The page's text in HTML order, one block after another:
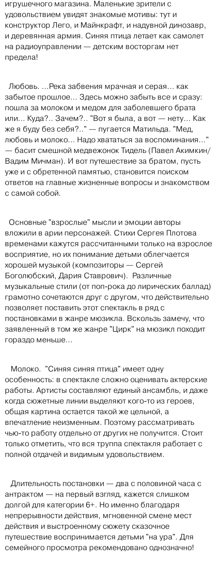
игрушечного магазина. Маленькие зрители с
удовольствием увидят знакомые мотивы: тут и
конструктор Лего, и Майнкрафт, и надувной динозавр,
и деревянная армия. Синяя птица летает как самолет
на радиоуправлении — детским восторгам нет
предела!
Любовь. ...Река забвения мрачная и серая... как
забытое прошлое... Здесь можно забыть все и сразу:
пошла за молоком и медом для заболевшего брата
или... Куда?.. Зачем?.. "Вот я была, а вот — нету... Как
же я буду без себя?.." — пугается Матильда. "Мед,
любовь и молоко... Надо хвататься за воспоминания..."
— басит смешной медвежонок Тидель (Павел Акимкин/
Вадим Мичман). И вот путешествие за братом, пусть
уже и с обретенной памятью, становится поиском
ответов на главные жизненные вопросы и знакомством
с самой собой.
Основные "взрослые" мысли и эмоции авторы
вложили в арии персонажей. Стихи Сергея Плотова
временами кажутся рассчитанными только на взрослое
восприятие, но их понимание детьми облегчается
хорошей музыкой (композиторы — Сергей
Боголюбский, Дария Ставрович). Различные
музыкальные стили (от поп-рока до лирических баллад)
грамотно сочетаются друг с другом, что действительно
позволяет поставить этот спектакль в ряд с
постановками в жанре мюзикла. Вскользь замечу, что
заявленный в том же жанре "Цирк" на мюзикл походит
гораздо меньше...
Молоко. "Синяя синяя птица" имеет одну
особенность: в спектакле сложно оценивать актерские
работы. Артисты составляют единый ансамбль, и даже
когда сюжетные линии выделяют кого-то из героев,
общая картина остается такой же цельной, а
впечатление неизменным. Поэтому рассматривать
чью-то работу отдельно от других не получится. Стоит
только отметить, что вся труппа спектакля работает с
полной отдачей и видимым удовольствием.
Длительность постановки — два с половиной часа с
антрактом — на первый взгляд, кажется слишком
долгой для категории 6+. Но именно благодаря
непрерывности действия, мгновенной смене мест
действия и выстроенному сюжету сказочное
путешествие воспринимается детьми "на ура". Для
семейного просмотра рекомендовано однозначно!